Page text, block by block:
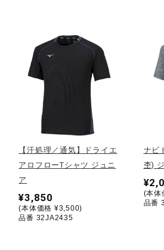
バレーボール
テニス／ソフトテニス
バドミントン
卓球
【汗処理／通気】ドライエ
アロフローTシャツ ジュニ
ア
¥3,850
(本体価格 ¥3,500)
品番 32JA2435
ナビ
杢)
(本体
品番